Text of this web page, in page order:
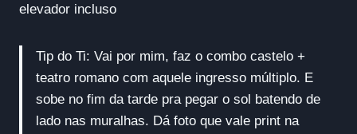
elevador incluso
Tip do Ti: Vai por mim, faz o combo castelo +
teatro romano com aquele ingresso múltiplo. E
sobe no fim da tarde pra pegar o sol batendo de
lado nas muralhas. Dá foto que vale print na